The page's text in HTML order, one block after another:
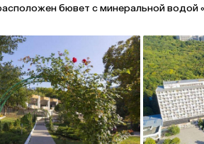
бювет с минеральной водой